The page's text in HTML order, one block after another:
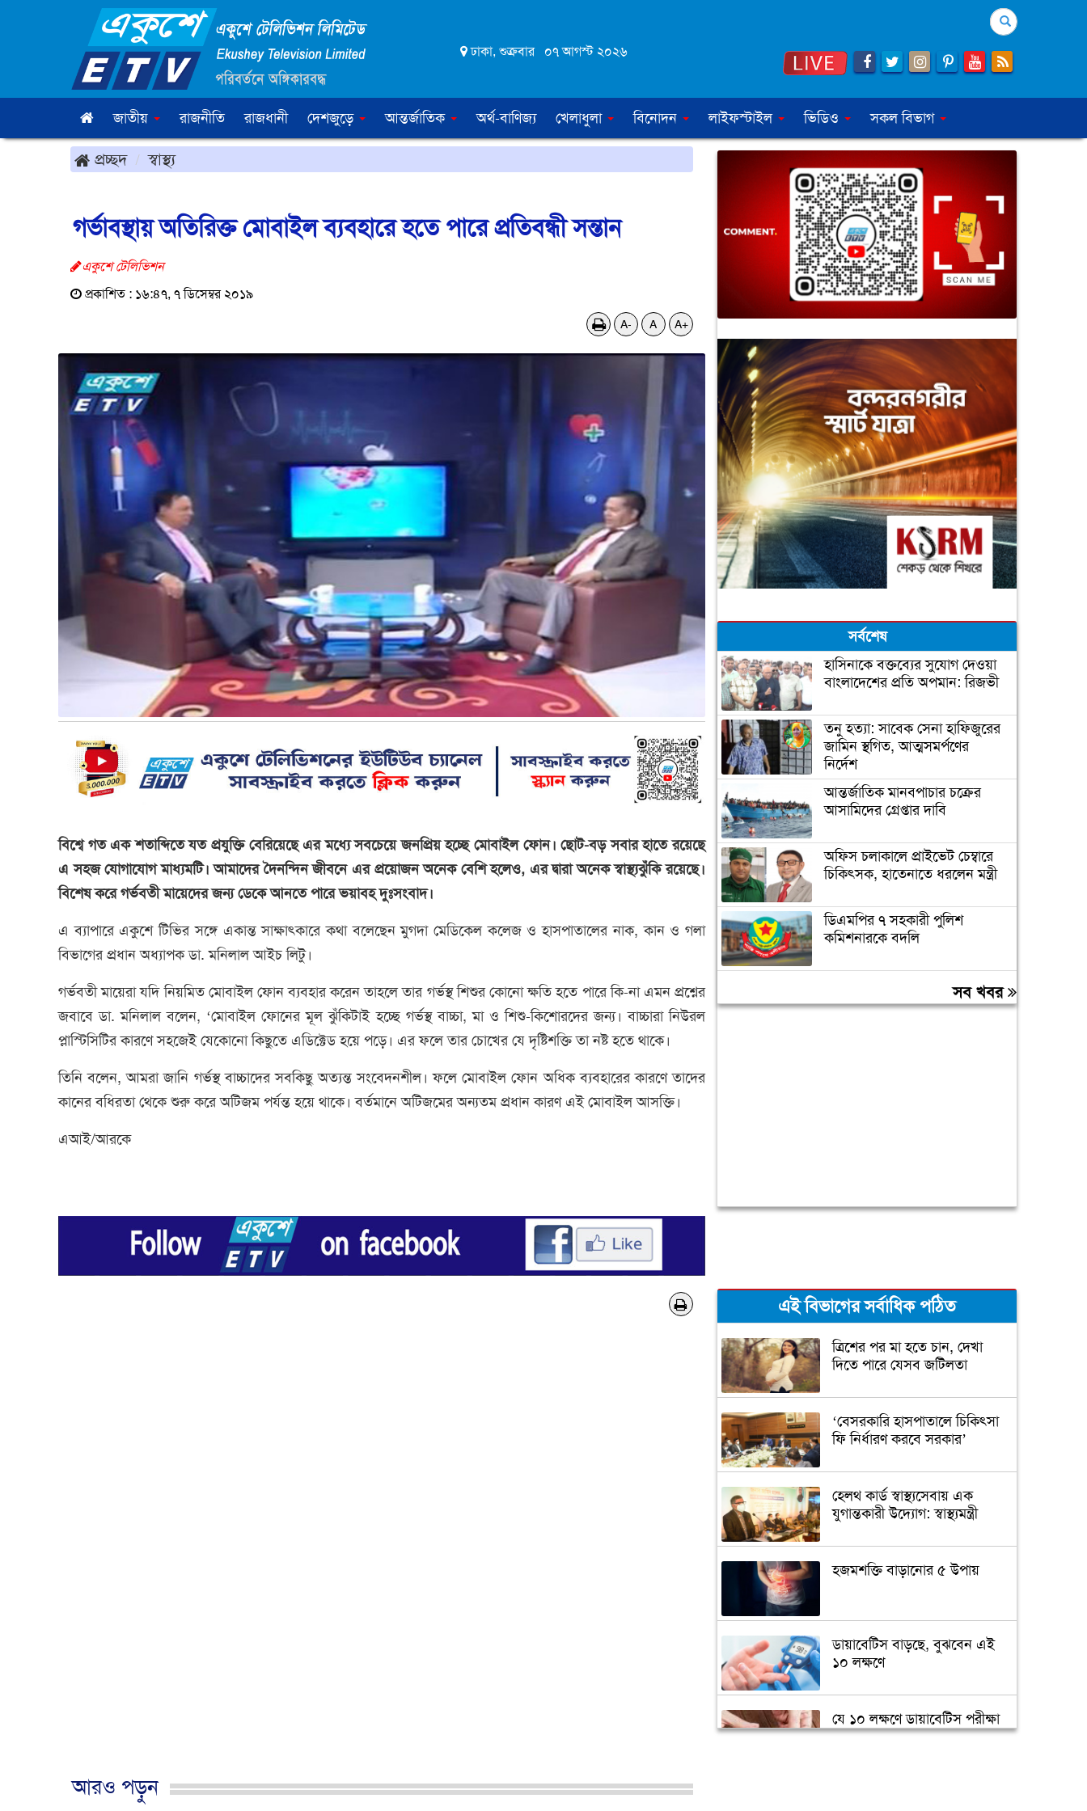
ঢাকা, শুক্রবার ০৭ আগস্ট ২০২৬
Search
জাতীয় রাজনীতি রাজধানী দেশজুড়ে আন্তর্জাতিক অর্থ-বাণিজ্য খেলাধুলা বিনোদন লাইফস্টাইল ভিডিও সকল বিভাগ
প্রচ্ছদ স্বাস্থ্য
গর্ভাবস্থায় অতিরিক্ত মোবাইল ব্যবহারে হতে পারে প্রতিবন্ধী সন্তান
একুশে টেলিভিশন
প্রকাশিত : ১৬:৪৭, ৭ ডিসেম্বর ২০১৯
A- A A+
বিশ্বে গত এক শতাব্দিতে যত প্রযুক্তি বেরিয়েছে এর মধ্যে সবচেয়ে জনপ্রিয় হচ্ছে মোবাইল ফোন। ছোট-বড় সবার হাতে রয়েছে
এ সহজ যোগাযোগ মাধ্যমটি। আমাদের দৈনন্দিন জীবনে এর প্রয়োজন অনেক বেশি হলেও, এর দ্বারা অনেক স্বাস্থ্যঝুঁকি রয়েছে।
বিশেষ করে গর্ভবতী মায়েদের জন্য ডেকে আনতে পারে ভয়াবহ দুঃসংবাদ।
এ ব্যাপারে একুশে টিভির সঙ্গে একান্ত সাক্ষাৎকারে কথা বলেছেন মুগদা মেডিকেল কলেজ ও হাসপাতালের নাক, কান ও গলা
বিভাগের প্রধান অধ্যাপক ডা. মনিলাল আইচ লিটু।
গর্ভবতী মায়েরা যদি নিয়মিত মোবাইল ফোন ব্যবহার করেন তাহলে তার গর্ভস্থ শিশুর কোনো ক্ষতি হতে পারে কি-না এমন প্রশ্নের
জবাবে ডা. মনিলাল বলেন, ‘মোবাইল ফোনের মূল ঝুঁকিটাই হচ্ছে গর্ভস্থ বাচ্চা, মা ও শিশু-কিশোরদের জন্য। বাচ্চারা নিউরল
প্লাস্টিসিটির কারণে সহজেই যেকোনো কিছুতে এডিক্টেড হয়ে পড়ে। এর ফলে তার চোখের যে দৃষ্টিশক্তি তা নষ্ট হতে থাকে।
তিনি বলেন, আমরা জানি গর্ভস্থ বাচ্চাদের সবকিছু অত্যন্ত সংবেদনশীল। ফলে মোবাইল ফোন অধিক ব্যবহারের কারণে তাদের
কানের বধিরতা থেকে শুরু করে অটিজম পর্যন্ত হয়ে থাকে। বর্তমানে অটিজমের অন্যতম প্রধান কারণ এই মোবাইল আসক্তি।
এআই/আরকে
আরও পড়ুন
সর্বশেষ
হাসিনাকে বক্তব্যের সুযোগ দেওয়া
বাংলাদেশের প্রতি অপমান: রিজভী
তনু হত্যা: সাবেক সেনা হাফিজুরের
জামিন স্থগিত, আত্মসমর্পণের
নির্দেশ
আন্তর্জাতিক মানবপাচার চক্রের
আসামিদের গ্রেপ্তার দাবি
অফিস চলাকালে প্রাইভেট চেম্বারে
চিকিৎসক, হাতেনাতে ধরলেন মন্ত্রী
ডিএমপির ৭ সহকারী পুলিশ
কমিশনারকে বদলি
বন্যায় ক্ষতিগ্রস্ত ১০০ পরিবারকে
রোববার নতুন ঘর দেবেনসব খবর
এই বিভাগের সর্বাধিক পঠিত
ত্রিশের পর মা হতে চান, দেখা
দিতে পারে যেসব জটিলতা
‘বেসরকারি হাসপাতালে চিকিৎসা
ফি নির্ধারণ করবে সরকার’
হেলথ কার্ড স্বাস্থ্যসেবায় এক
যুগান্তকারী উদ্যোগ: স্বাস্থ্যমন্ত্রী
হজমশক্তি বাড়ানোর ৫ উপায়
ডায়াবেটিস বাড়ছে, বুঝবেন এই
১০ লক্ষণে
যে ১০ লক্ষণে ডায়াবেটিস পরীক্ষা
জরুরি